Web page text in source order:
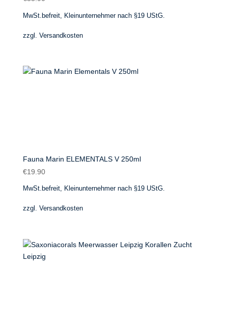
MwSt.befreit, Kleinunternehmer nach §19 UStG.
zzgl. Versandkosten
Fauna Marin ELEMENTALS V 250ml
€19.90
MwSt.befreit, Kleinunternehmer nach §19 UStG.
zzgl. Versandkosten